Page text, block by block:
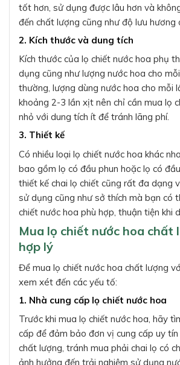
tốt hơn, sử dụng được lâu hơn và
đến chất lượng cũng như độ lưu hương
2. Kích thước và dung tích
Kích thước của lọ chiết nước hoa phụ
dụng cũng như lượng nước hoa cho
thường, lượng dùng nước hoa cho mỗi
khoảng 2-3 lần xịt nên chỉ cần mua lọ
nhỏ với dung tích ít để tránh lãng phí.
3. Thiết kế
Có nhiều loại lọ chiết nước hoa khác
bao gồm lọ có đầu phun hoặc lọ có
thiết kế chai lọ chiết cũng rất đa dạng
sử dụng cũng như sở thích mà bạn có
chiết nước hoa phù hợp, thuận tiện khi
Mua lọ chiết nước hoa chất
hợp lý
Để mua lọ chiết nước hoa chất lượng
xem xét đến các yếu tố:
1. Nhà cung cấp lọ chiết nước hoa
Trước khi mua lọ chiết nước hoa, hãy
cấp để đảm bảo đơn vị cung cấp uy
chất lượng, tránh mua phải chai lọ có
ảnh hưởng đến trải nghiệm sử dụng